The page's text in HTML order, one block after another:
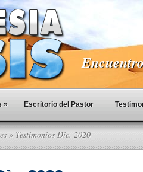
» Escritorio del Pastor
» Testimonios Dic. 2020